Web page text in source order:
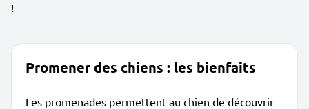
!
Promener des chiens : les bienfaits
Les promenades permettent au chien de découvrir